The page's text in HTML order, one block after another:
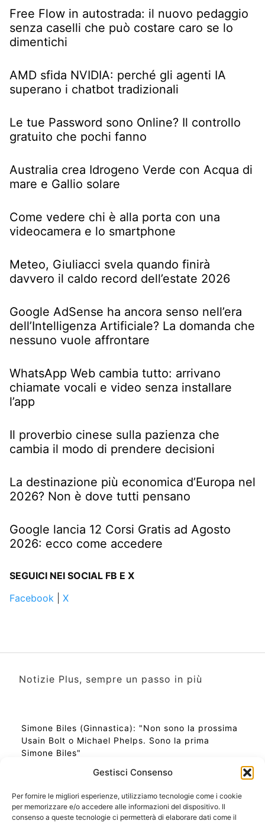
Gestisci Consenso
Per fornire le migliori esperienze, utilizziamo tecnologie come i cookie
per memorizzare e/o accedere alle informazioni del dispositivo. Il
consenso a queste tecnologie ci permetterà di elaborare dati come il
Free Flow in autostrada: il nuovo pedaggio
senza caselli che può costare caro se lo
dimentichi
AMD sfida NVIDIA: perché gli agenti IA
superano i chatbot tradizionali
Le tue Password sono Online? Il controllo
gratuito che pochi fanno
Australia crea Idrogeno Verde con Acqua di
mare e Gallio solare
Come vedere chi è alla porta con una
videocamera e lo smartphone
Meteo, Giuliacci svela quando finirà
davvero il caldo record dell’estate 2026
Google AdSense ha ancora senso nell’era
dell’Intelligenza Artificiale? La domanda che
nessuno vuole affrontare
WhatsApp Web cambia tutto: arrivano
chiamate vocali e video senza installare
l’app
Il proverbio cinese sulla pazienza che
cambia il modo di prendere decisioni
La destinazione più economica d’Europa nel
2026? Non è dove tutti pensano
Google lancia 12 Corsi Gratis ad Agosto
2026: ecco come accedere
SEGUICI NEI SOCIAL FB E X
Facebook
X
Notizie Plus, sempre un passo in più
Simone Biles (Ginnastica): "Non sono la prossima
Usain Bolt o Michael Phelps. Sono la prima
Simone Biles"
Ora Esatta in Italia in questo momento
Ti Senti Strano Ultimamente? Potrebbe Essere per